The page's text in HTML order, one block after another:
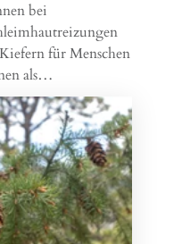
bei
für Menschen
als…